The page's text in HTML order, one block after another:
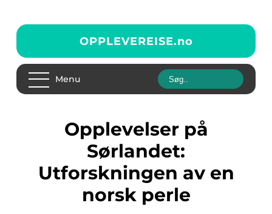
OPPLEVEREISE.no
Menu
Opplevelser på
Sørlandet:
Utforskningen av en
norsk perle